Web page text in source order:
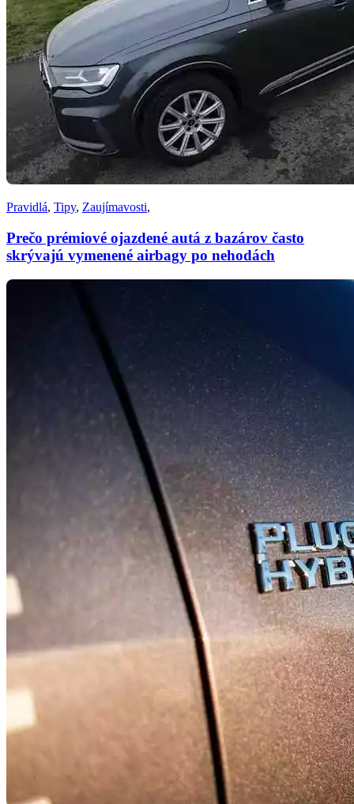
Pravidlá, Tipy, Zaujímavosti,
Prečo prémiové ojazdené autá z bazárov často
skrývajú vymenené airbagy po nehodách